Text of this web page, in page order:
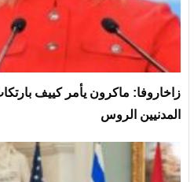
زاخاروفا: ماكرون يأمر كييف
المدنيين الروس